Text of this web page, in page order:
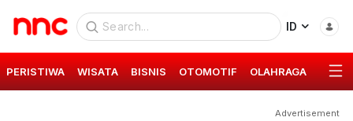
ID
PERISTIWA WISATA BISNIS OTOMOTIF OLAHRAGA GAYA
Advertisement